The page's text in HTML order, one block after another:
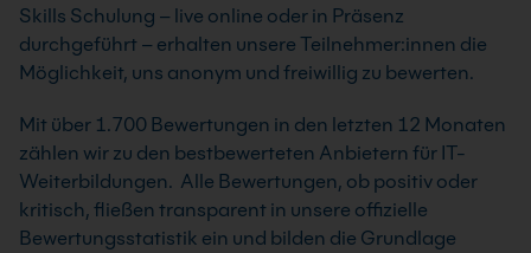
Skills Schulung – live online oder in Präsenz
durchgeführt – erhalten unsere Teilnehmer:innen die
Möglichkeit, uns anonym und freiwillig zu bewerten.
Mit über 1.700 Bewertungen in den letzten 12 Monaten
zählen wir zu den bestbewerteten Anbietern für IT-
Weiterbildungen. Alle Bewertungen, ob positiv oder
kritisch, fließen transparent in unsere offizielle
Bewertungsstatistik ein und bilden die Grundlage